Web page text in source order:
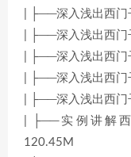
| ├──深入浅出西
| ├──深入浅出西
| ├──深入浅出西
| ├──深入浅出西
| ├──深入浅出西
| ├──实例讲解
120.45M